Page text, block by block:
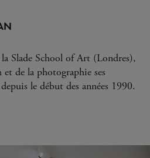
Slade School of Art (Londres),
de la photographie ses
le début des années 1990.